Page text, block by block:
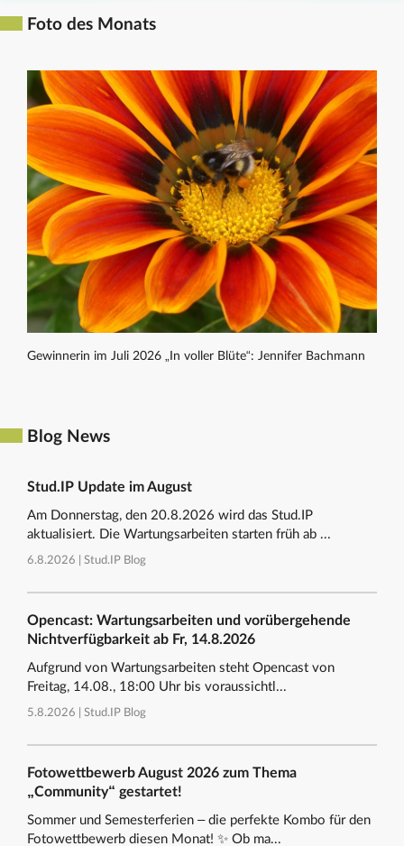
Foto des Monats
Gewinnerin im Juli 2026 „In voller Blüte“: Jennifer Bachmann
Blog News
Stud.IP Update im August
Am Donnerstag, den 20.8.2026 wird das Stud.IP
aktualisiert. Die Wartungsarbeiten starten früh ab ...
6.8.2026 | Stud.IP Blog
Opencast: Wartungsarbeiten und vorübergehende
Nichtverfügbarkeit ab Fr, 14.8.2026
Aufgrund von Wartungsarbeiten steht Opencast von
Freitag, 14.08., 18:00 Uhr bis voraussichtl...
5.8.2026 | Stud.IP Blog
Fotowettbewerb August 2026 zum Thema
„Community“ gestartet!
Sommer und Semesterferien – die perfekte Kombo für den
Fotowettbewerb diesen Monat! ✨ Ob ma...